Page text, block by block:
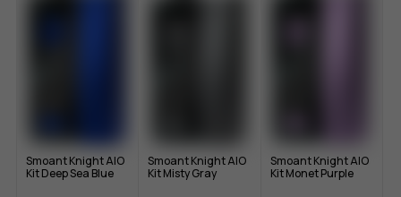
Smoant Knight AIO
Kit Deep Sea Blue
Smoant Knight AIO
Kit Misty Gray
Smoant Knight AIO
Kit Monet Purple